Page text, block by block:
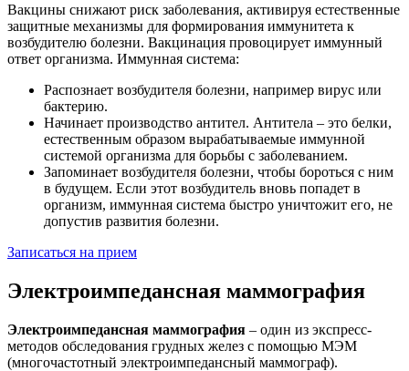
Вакцины снижают риск заболевания, активируя естественные
защитные механизмы для формирования иммунитета к
возбудителю болезни. Вакцинация провоцирует иммунный
ответ организма. Иммунная система:
Распознает возбудителя болезни, например вирус или
бактерию.
Начинает производство антител. Антитела – это белки,
естественным образом вырабатываемые иммунной
системой организма для борьбы с заболеванием.
Запоминает возбудителя болезни, чтобы бороться с ним
в будущем. Если этот возбудитель вновь попадет в
организм, иммунная система быстро уничтожит его, не
допустив развития болезни.
Записаться на прием
Электроимпедансная маммография
Электроимпедансная маммография – один из экспресс-
методов обследования грудных желез с помощью МЭМ
(многочастотный электроимпедансный маммограф).